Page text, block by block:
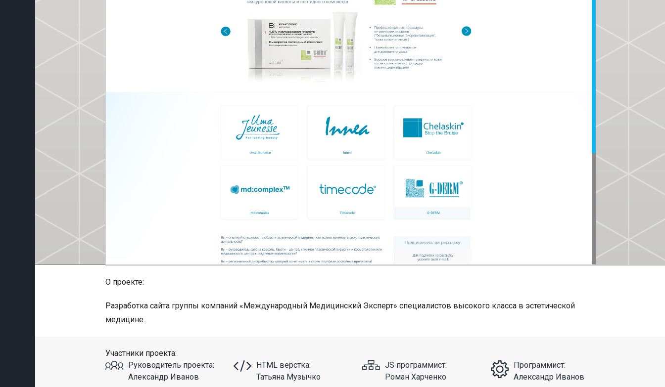
О проекте:
Разработка сайта группы компаний «Международный Медицинский Эксперт» специалистов высокого класса в эстетической
медицине.
Участники проекта:
Руководитель проекта:
Александр Иванов
HTML верстка:
Татьяна Музычко
JS программист:
Роман Харченко
Программист:
Александр Иванов